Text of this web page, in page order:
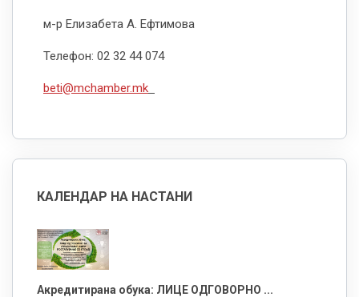
м-р Елизабета А. Ефтимова
Телефон: 02 32 44 074
beti@mchamber.mk
КАЛЕНДАР НА НАСТАНИ
Акредитирана обука: ЛИЦЕ ОДГОВОРНО ...